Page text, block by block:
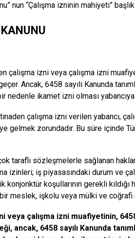
nun “Çalışma izninin mahiyeti”
çalışma izni veya çalışma izni
Ancak, 6458 sayılı Kanunda
nedenle ikamet izni olması
çalışma izni verilen yabancı,
gelmek zorundadır. Bu süre içinde
taraflı sözleşmelerle sağlanan
izinleri; iş piyasasındaki durum ve
koşullarının gerekli kıldığı
meslek, işkolu veya mülki ve coğrafi
veya çalışma izni muafiyetinin,
ancak, 6458 sayılı Kanunda